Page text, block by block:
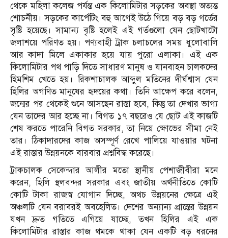
থেকে মহিলা কলেজ পর্যন্ত এক কিলোমিটার সড়কের অবস্থা অত্যন্ত
শোচনীয়। সড়কের কার্পেটিং বহু আগেই উঠে গিয়ে বড় বড় গর্তের
সৃষ্টি হয়েছে। সামান্য বৃষ্টি হলেই এই গর্তগুলো যেন ছোটখাটো
জলাশয়ে পরিণত হয়। পণ্যবাহী ট্রাক চলাচলের সময় ধুলোবালি
আর কাদা মিলে একাকার হয়ে যায় পুরো এলাকা। এই এক
কিলোমিটার পথ পাড়ি দিতে সাধারণ মানুষ ও যানবাহন চালকদের
হিমশিম খেতে হয়। রিকশাচালক আব্দুল মতিনের দীর্ঘশ্বাস যেন
হিলির অগণিত মানুষের হৃদয়ের কথা। তিনি আক্ষেপ করে বলেন,
জন্মের পর থেকেই শুনে আসছেন রাস্তা হবে, কিন্তু তা দেখার ভাগ্য
যেন তাদের আর হচ্ছে না। বিগত ১৭ বছরেও যে ছোট এই কাজটি
শেষ করতে পারেনি বিগত সরকার, তা নিয়ে ক্ষোভের সীমা নেই
তার। ঠিকাদারদের কাজ অসম্পূর্ণ রেখে পালিয়ে যাওয়ার ঘটনা
এই রাস্তার উন্নয়নকে বারবার প্রশ্নবিদ্ধ করেছে।
ট্রাকচালক সেকেন্দার আলীর মতো স্থানীয় পেশাজীবীরা মনে
করেন, হিলি স্থলবন্দর সরকার এবং জাতীয় অর্থনীতিতে কোটি
কোটি টাকা রাজস্ব যোগান দিচ্ছে, অথচ উন্নয়নের ক্ষেত্রে এই
অঞ্চলটি যেন বরাবরই অবহেলিত। দেশের অন্যান্য প্রান্তের উন্নয়ন
যখন দ্রুত গতিতে এগিয়ে যাচ্ছে, তখন হিলির এই এক
কিলোমিটার রাস্তার কাজ থমকে থাকা যেন একটি বড় ধরনের